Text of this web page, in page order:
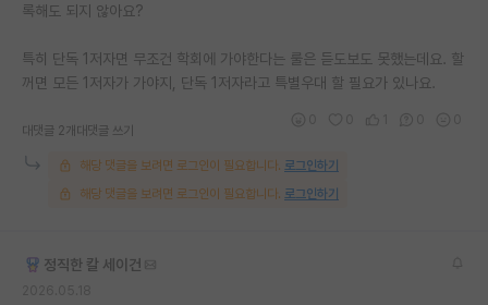
록해도 되지 않아요?
특히 단독 1저자면 무조건 학회에 가야한다는 룰은 듣도보도 못했는데요. 할
꺼면 모든 1저자가 가야지, 단독 1저자라고 특별우대 할 필요가 있나요.
대댓글 2개 대댓글 쓰기
해당 댓글을 보려면 로그인이 필요합니다. 로그인하기
해당 댓글을 보려면 로그인이 필요합니다. 로그인하기
정직한 칼 세이건